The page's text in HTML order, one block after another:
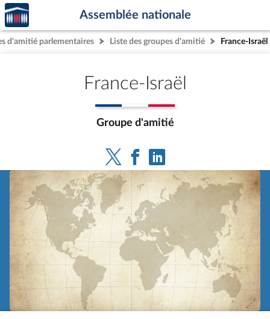
Aller au contenu
Aller en bas de la page
Accèder
à la
page
d'accueil
Assemblée nationale
d'amitié parlementaires Liste des groupes d'amitié France-Israël
France-Israël
Groupe d'amitié